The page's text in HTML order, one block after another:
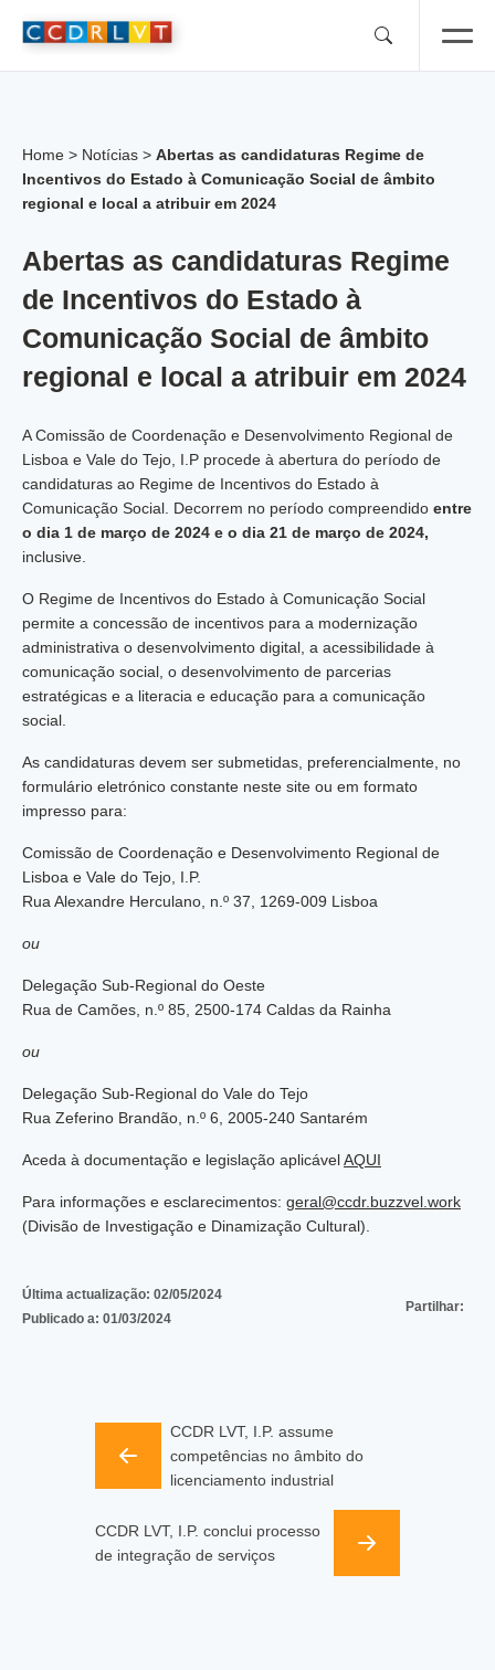
Home > Notícias > Abertas as candidaturas Regime de
Incentivos do Estado à Comunicação Social de âmbito
regional e local a atribuir em 2024
Abertas as candidaturas Regime
de Incentivos do Estado à
Comunicação Social de âmbito
regional e local a atribuir em 2024
A Comissão de Coordenação e Desenvolvimento Regional de
Lisboa e Vale do Tejo, I.P procede à abertura do período de
candidaturas ao Regime de Incentivos do Estado à
Comunicação Social. Decorrem no período compreendido entre
o dia 1 de março de 2024 e o dia 21 de março de 2024,
inclusive.
O Regime de Incentivos do Estado à Comunicação Social
permite a concessão de incentivos para a modernização
administrativa o desenvolvimento digital, a acessibilidade à
comunicação social, o desenvolvimento de parcerias
estratégicas e a literacia e educação para a comunicação
social.
As candidaturas devem ser submetidas, preferencialmente, no
formulário eletrónico constante neste site ou em formato
impresso para:
Comissão de Coordenação e Desenvolvimento Regional de
Lisboa e Vale do Tejo, I.P.
Rua Alexandre Herculano, n.º 37, 1269-009 Lisboa
ou
Delegação Sub-Regional do Oeste
Rua de Camões, n.º 85, 2500-174 Caldas da Rainha
ou
Delegação Sub-Regional do Vale do Tejo
Rua Zeferino Brandão, n.º 6, 2005-240 Santarém
Aceda à documentação e legislação aplicávelAQUI
Para informações e esclarecimentos: geral@ccdr.buzzvel.work
(Divisão de Investigação e Dinamização Cultural).
Última actualização: 02/05/2024
Publicado a: 01/03/2024
Partilhar:
CCDR LVT, I.P. assume
competências no âmbito do
licenciamento industrial
CCDR LVT, I.P. conclui processo
de integração de serviços